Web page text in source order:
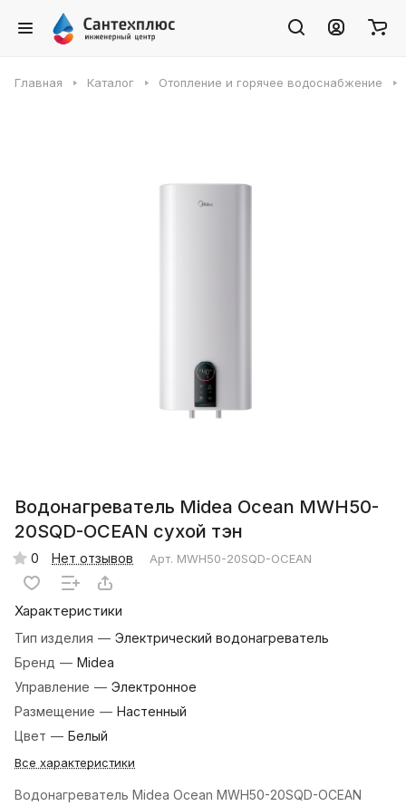
Главная Каталог Отопление и горячее водоснабжение
Водонагреватель Midea Ocean MWH50-
20SQD-OCEAN сухой тэн
0 Нет отзывов Арт. MWH50-20SQD-OCEAN
Характеристики
Тип изделия — Электрический водонагреватель
Бренд — Midea
Управление — Электронное
Размещение — Настенный
Цвет — Белый
Все характеристики
Водонагреватель Midea Ocean MWH50-20SQD-OCEAN